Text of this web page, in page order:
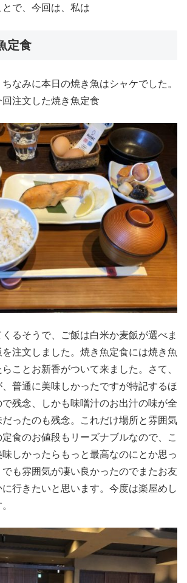
で、今回は、私は
定食
なみに本日の焼き魚はシャケでした。
注文した焼き魚定食
るそうで、ご飯は白米か麦飯が選べま
注文しました。焼き魚定食には焼き魚
ことお新香がついて来ました。さて、
普通に美味しかったですが特記するほ
残念、しかも味噌汁のお出汁の味が全
だったのも残念。これだけ場所と雰囲気
食のお値段もリーズナブルなので、こ
しかったらもっと最高なのにとか思っ
も雰囲気が凄い良かったのでまたお友
行きたいと思います。今度は楽屋めし